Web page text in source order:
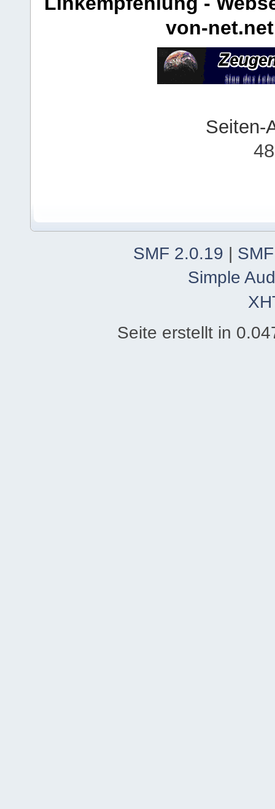
von-net.net
Seiten-
SMF 2.0.19 |
Simple
Seite erstellt in